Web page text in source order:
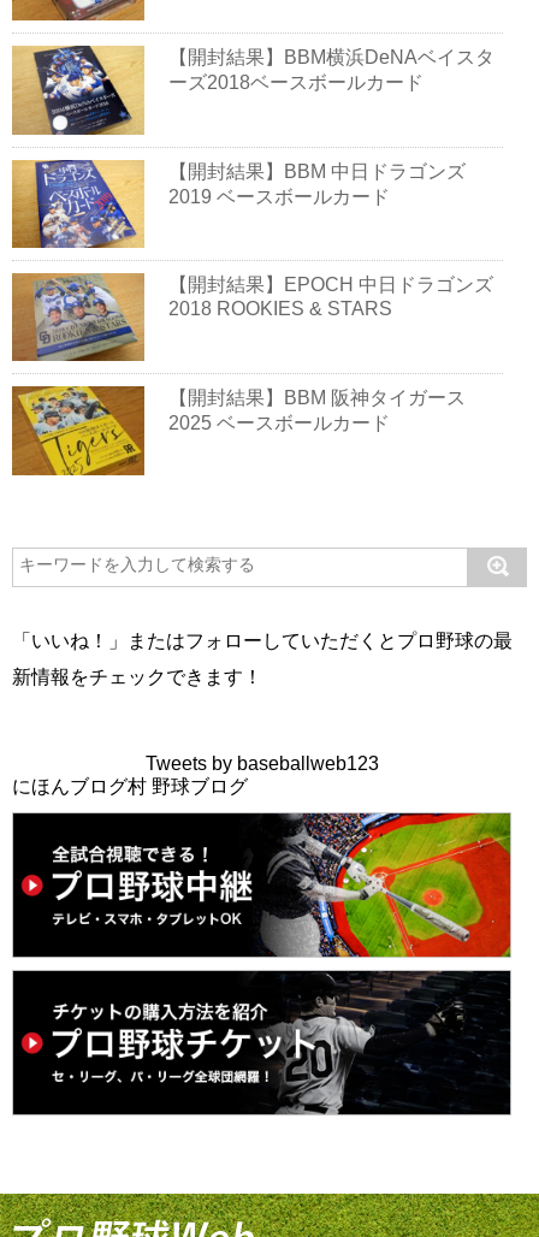
【開封結果】BBM横浜DeNAベイスタ
ーズ2018ベースボールカード
【開封結果】BBM 中日ドラゴンズ
2019 ベースボールカード
【開封結果】EPOCH 中日ドラゴンズ
2018 ROOKIES & STARS
【開封結果】BBM 阪神タイガース
2025 ベースボールカード
「いいね！」またはフォローしていただくとプロ野球の最
新情報をチェックできます！
Tweets by baseballweb123
にほんブログ村 野球ブログ